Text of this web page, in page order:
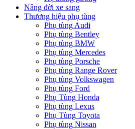
Nâng đời xe sang
Thương hiệu phụ tùng
Phụ tùng Audi
Phụ tùng Bentley
Phụ tùng BMW
Phụ tùng Mercedes
Phụ tùng Porsche
Phụ tùng Range Rover
Phụ tùng Volkswagen
Phụ tùng Ford
Phụ Tùng Honda
Phụ tùng Lexus
Phụ Tùng Toyota
Phụ tùng Nissan